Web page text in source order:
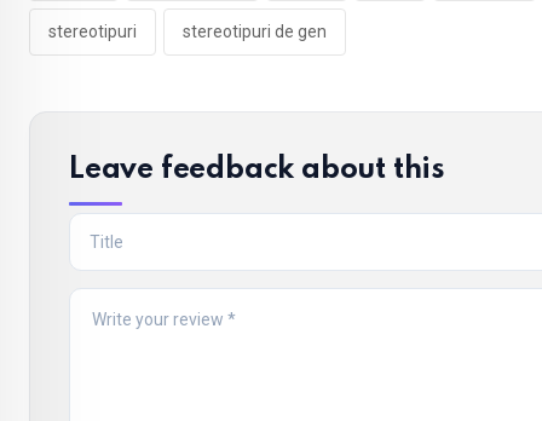
stereotipuri stereotipuri de gen
Leave feedback about this